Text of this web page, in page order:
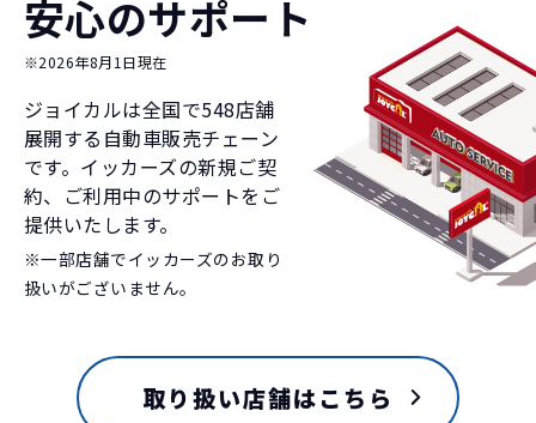
安心のサポート
※2026年8月1日現在
ジョイカルは全国で548店舗
展開する自動車販売チェーン
です。イッカーズの新規ご契
約、ご利用中のサポートをご
提供いたします。
※一部店舗でイッカーズのお取り
扱いがございません。
取り扱い店舗はこちら